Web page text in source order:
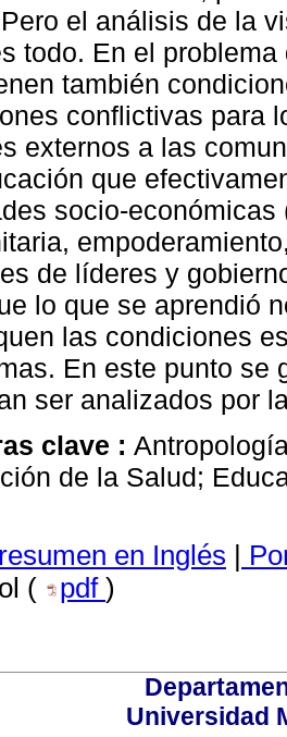
el análisis de la
todo. En el
también
conflictivas para
externos a las
que
socio-
de líderes y
lo que se aprendió
las condiciones
En este punto se
ser analizados por
clave :
de la Salud;
resumen en Inglés |
(
pdf )
Universidad